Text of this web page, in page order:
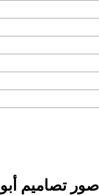
صور تصاميم